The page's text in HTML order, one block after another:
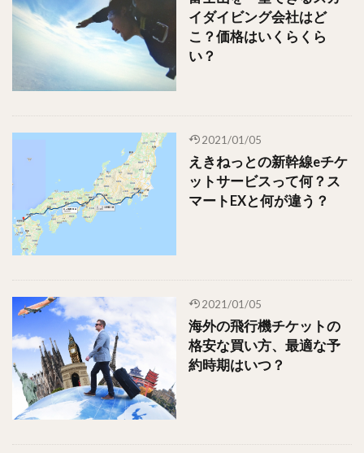
イダイビング会社はど
こ？価格はいくらくら
い？
2021/01/05
えきねっとの新幹線eチケ
ットサービスって何？ス
マートEXと何が違う？
2021/01/05
海外の飛行機チケットの
格安な買い方、最適な予
約時期はいつ？